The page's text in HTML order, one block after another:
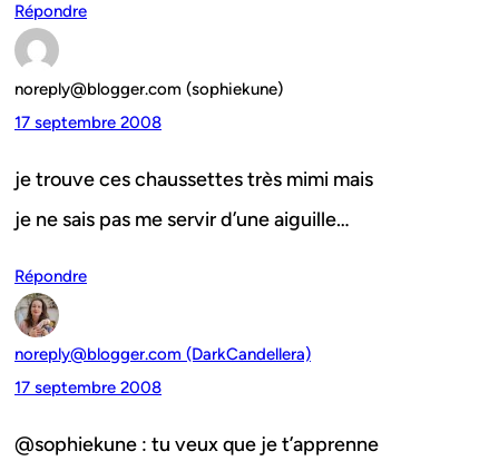
Répondre
noreply@blogger.com (sophiekune)
17 septembre 2008
je trouve ces chaussettes très mimi mais
je ne sais pas me servir d’une aiguille…
Répondre
noreply@blogger.com (DarkCandellera)
17 septembre 2008
@sophiekune : tu veux que je t’apprenne